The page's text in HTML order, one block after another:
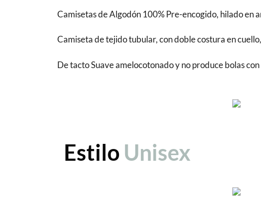
Camisetas de Algodón 100% Pre-encogido, hilado en
Camiseta de tejido tubular, con doble costura en
De tacto Suave amelocotonado y no produce bolas
Estilo Unisex